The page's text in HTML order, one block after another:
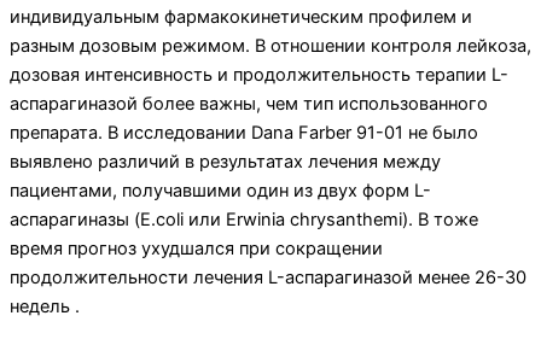
индивидуальным фармакокинетическим профилем и
разным дозовым режимом. В отношении контроля лейкоза,
дозовая интенсивность и продолжительность терапии L-
аспарагиназой более важны, чем тип использованного
препарата. В исследовании Dana Farber 91-01 не было
выявлено различий в результатах лечения между
пациентами, получавшими один из двух форм L-
аспарагиназы (E.coli или Erwinia chrysanthemi). В тоже
время прогноз ухудшался при сокращении
продолжительности лечения L-аспарагиназой менее 26-30
недель .